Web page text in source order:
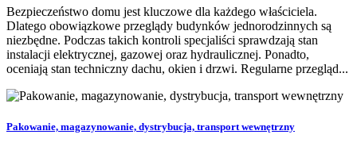
Bezpieczeństwo domu jest kluczowe dla każdego właściciela.
Dlatego obowiązkowe przeglądy budynków jednorodzinnych są
niezbędne. Podczas takich kontroli specjaliści sprawdzają stan
instalacji elektrycznej, gazowej oraz hydraulicznej. Ponadto,
oceniają stan techniczny dachu, okien i drzwi. Regularne przegląd...
Pakowanie, magazynowanie, dystrybucja, transport wewnętrzny